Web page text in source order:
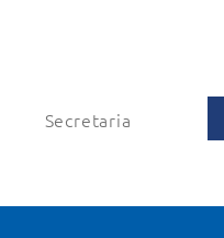
Secretaria